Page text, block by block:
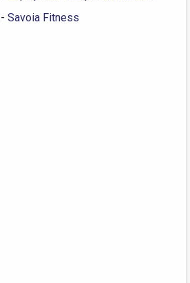
- Savoia Fitness